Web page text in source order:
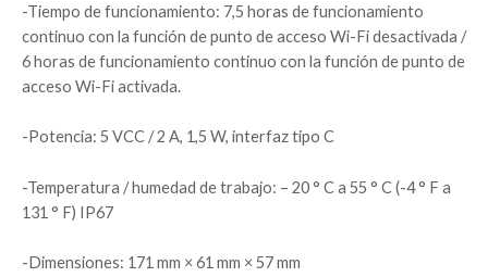
-Tiempo de funcionamiento: 7,5 horas de funcionamiento
continuo con la función de punto de acceso Wi-Fi desactivada /
6 horas de funcionamiento continuo con la función de punto de
acceso Wi-Fi activada.
-Potencia: 5 VCC / 2 A, 1,5 W, interfaz tipo C
-Temperatura / humedad de trabajo: – 20 ° C a 55 ° C (-4 ° F a
131 ° F) IP67
-Dimensiones: 171 mm × 61 mm × 57 mm